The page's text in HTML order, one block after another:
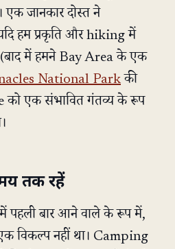
एक जानकार दोस्त ने
हम प्रकृति और hiking में
(बाद में हमने Bay Area के एक
National Park की
को एक संभावित गंतव्य के रूप
तक रहें
पहली बार आने वाले के रूप में,
विकल्प नहीं था। Camping